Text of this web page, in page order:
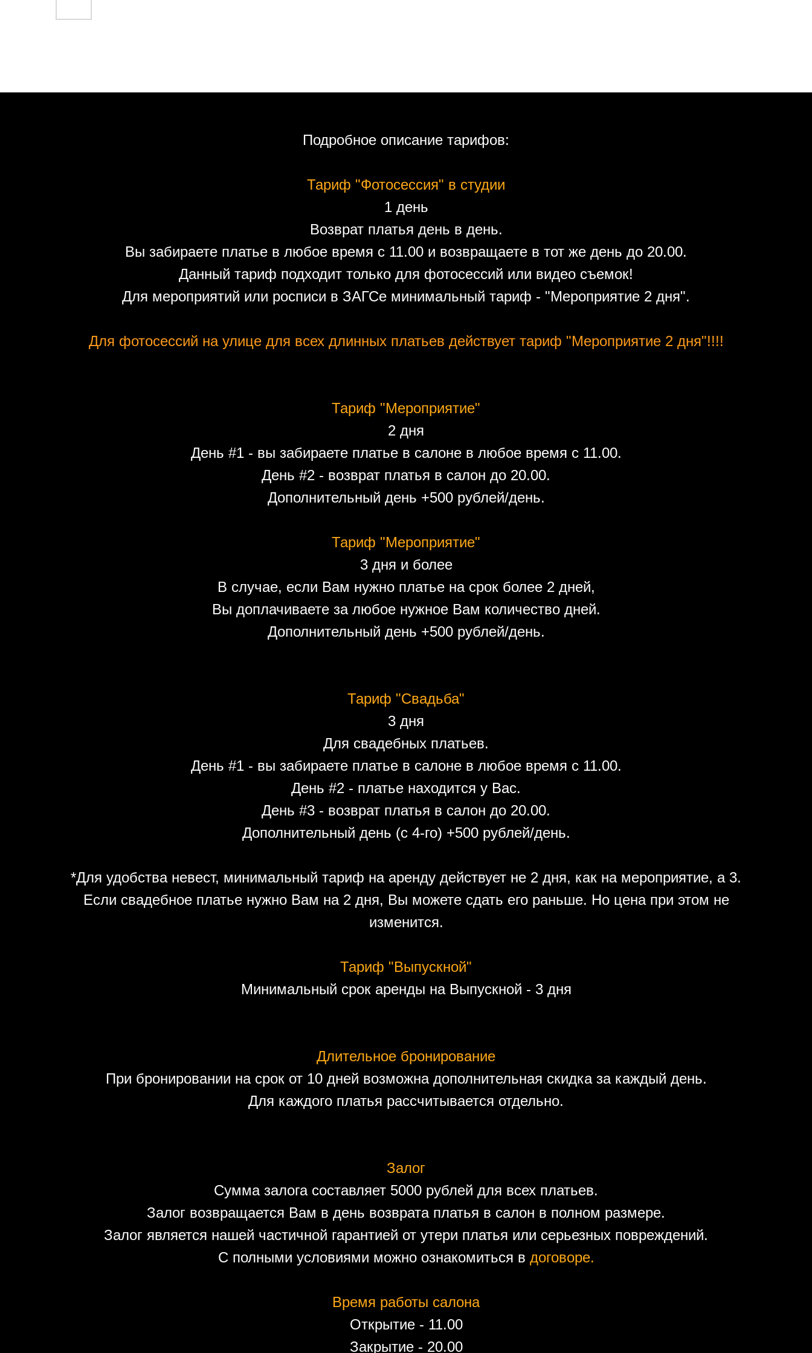
Подробное описание тарифов:
Тариф "Фотосессия" в студии
1 день
Возврат платья день в день.
Вы забираете платье в любое время с 11.00 и возвращаете в тот же день до 20.00.
Данный тариф подходит только для фотосессий или видео съемок!
Для мероприятий или росписи в ЗАГСе минимальный тариф - "Мероприятие 2 дня".
Для фотосессий на улице для всех длинных платьев действует тариф "Мероприятие 2 дня"!!!!
Тариф "Мероприятие"
2 дня
День #1 - вы забираете платье в салоне в любое время с 11.00.
День #2 - возврат платья в салон до 20.00.
Дополнительный день +500 рублей/день.
Тариф "Мероприятие"
3 дня и более
В случае, если Вам нужно платье на срок более 2 дней,
Вы доплачиваете за любое нужное Вам количество дней.
Дополнительный день +500 рублей/день.
Тариф "Свадьба"
3 дня
Для свадебных платьев.
День #1 - вы забираете платье в салоне в любое время с 11.00.
День #2 - платье находится у Вас.
День #3 - возврат платья в салон до 20.00.
Дополнительный день (с 4-го) +500 рублей/день.
*Для удобства невест, минимальный тариф на аренду действует не 2 дня, как на мероприятие, а 3.
Если свадебное платье нужно Вам на 2 дня, Вы можете сдать его раньше. Но цена при этом не
изменится.
Тариф "Выпускной"
Минимальный срок аренды на Выпускной - 3 дня
Длительное бронирование
При бронировании на срок от 10 дней возможна дополнительная скидка за каждый день.
Для каждого платья рассчитывается отдельно.
Залог
Сумма залога составляет 5000 рублей для всех платьев.
Залог возвращается Вам в день возврата платья в салон в полном размере.
Залог является нашей частичной гарантией от утери платья или серьезных повреждений.
С полными условиями можно ознакомиться в договоре.
Время работы салона
Открытие - 11.00
Закрытие - 20.00